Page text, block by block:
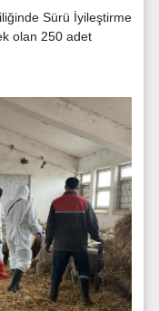
Sürü İyileştirme
olan 250 adet